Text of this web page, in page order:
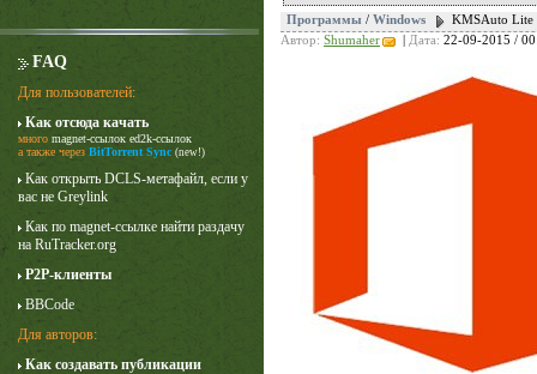
FAQ
Для пользователей:
Как отсюда качать
много magnet-ссылок ed2k-ссылок
а также через BitTorrent Sync (new!)
Как открыть DCLS-метафайл, если у
вас не Greylink
Как по magnet-ссылке найти раздачу
на RuTracker.org
P2P-клиенты
BBCode
Для авторов:
Как создавать публикации
Карточный домик
Программы / Windows
KMSAuto Lite
Автор: Shumaher Дата: 22-09-2015 /